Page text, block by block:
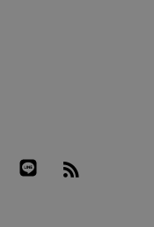
YouTube